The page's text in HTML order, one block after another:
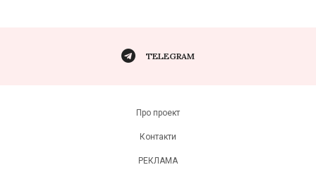
TELEGRAM
Про проект
Контакти
РЕКЛАМА